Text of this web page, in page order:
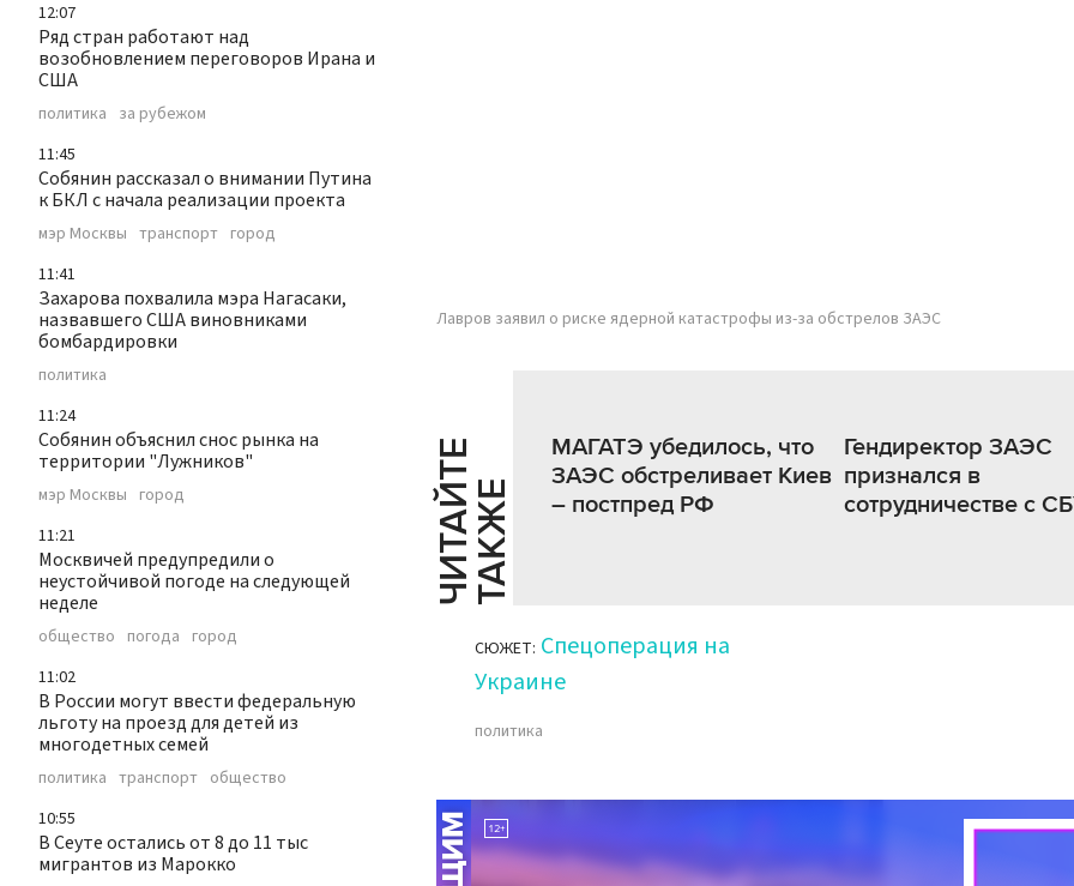
12:07
Ряд стран работают над
возобновлением переговоров Ирана и
США
политика за рубежом
11:45
Собянин рассказал о внимании Путина
к БКЛ с начала реализации проекта
мэр Москвы транспорт город
11:41
Захарова похвалила мэра Нагасаки,
назвавшего США виновниками
бомбардировки
политика
11:24
Собянин объяснил снос рынка на
территории "Лужников"
мэр Москвы город
11:21
Москвичей предупредили о
неустойчивой погоде на следующей
неделе
общество погода город
11:02
В России могут ввести федеральную
льготу на проезд для детей из
многодетных семей
политика транспорт общество
10:55
В Сеуте остались от 8 до 11 тыс
мигрантов из Марокко
Лавров заявил о риске ядерной катастрофы из-за обстрелов ЗАЭС
Ч
И
Т
АЙ
Т
Е
Т
А
К
ЖЕ
МАГАТЭ убедилось, что
ЗАЭС обстреливает Киев
– постпред РФ
Гендиректор ЗАЭС
признался в
сотрудничестве с
СЮЖЕТ: Спецоперация на
Украине
политика